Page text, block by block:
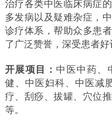
治疗各类中医临床病症
多发病以及疑难杂症，
诊疗体系，帮助众多患
了广泛赞誉，深受患者好
开展项目： 中医中药、
健、中医妇科、中医减
疗、刮痧、拔罐、穴位
等。